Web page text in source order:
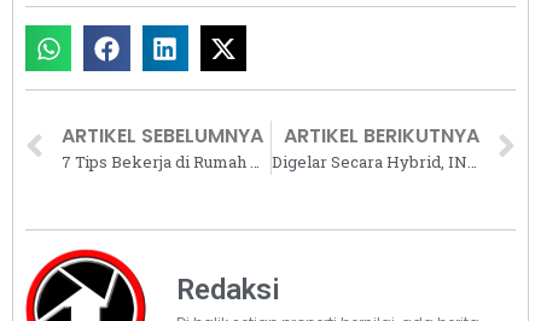
ARTIKEL SEBELUMNYA
7 Tips Bekerja di Rumah Agar Tetap Kreatif dan Kerasan
ARTIKEL BERIKUTNYA
Digelar Secara Hybrid, INACRAFT Reborn Usung Tagline “Smiling Heritage of West Java”
Redaksi